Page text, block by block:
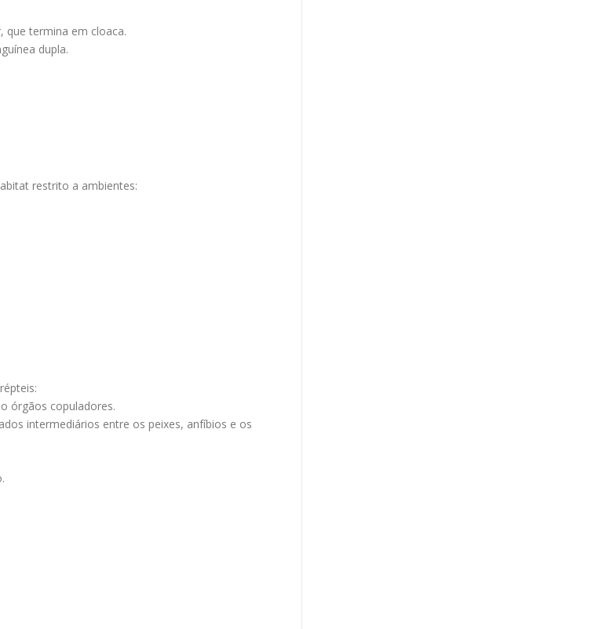
que termina em cloaca.
dupla.
restrito a ambientes:
órgãos copuladores.
intermediários entre os peixes, anfíbios e os